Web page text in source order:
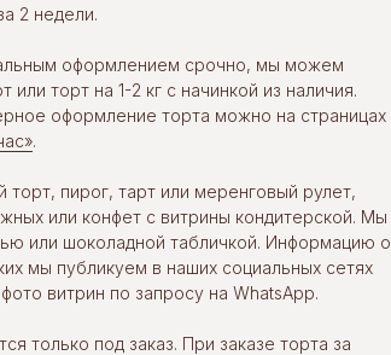
2 недели.
оформлением срочно, мы можем
торт на 1-2 кг с начинкой из наличия.
оформление торта можно на страницах
.
пирог, тарт или меренговый рулет,
или конфет с витрины кондитерской. Мы
или шоколадной табличкой. Информацию о
мы публикуем в наших социальных сетях
витрин по запросу на WhatsApp.
только под заказ. При заказе торта за